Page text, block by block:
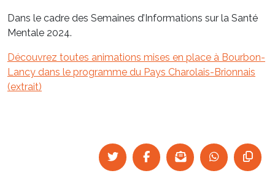
Dans le cadre des Semaines d’Informations sur la Santé
Mentale 2024.
Découvrez toutes animations mises en place à Bourbon-
Lancy dans le programme du Pays Charolais-Brionnais
(extrait)